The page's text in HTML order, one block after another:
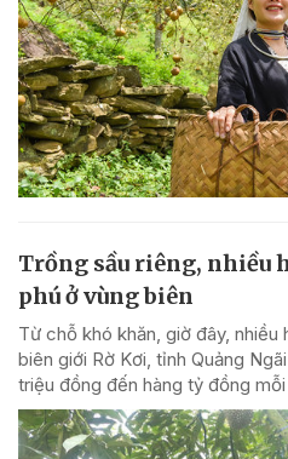
Trồng sầu riêng, nhiều
phú ở vùng biên
Từ chỗ khó khăn, giờ đây,
biên giới Rờ Kơi, tỉnh Quảng
triệu đồng đến hàng tỷ đồng